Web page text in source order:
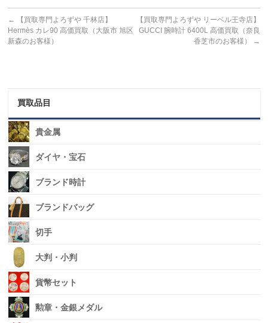
←
【買取専門よろずや 千林店】
Hermès カレ90 高価買取（大阪市 旭区
新森のお客様）
【買取専門よろずや リーベル王寺店】
GUCCI 腕時計 6400L 高価買取（奈良
香芝市のお客様）
→
買取品目
貴金属
ダイヤ・宝石
ブランド時計
ブランドバッグ
切手
大判・小判
貨幣セット
勲章・金銀メダル